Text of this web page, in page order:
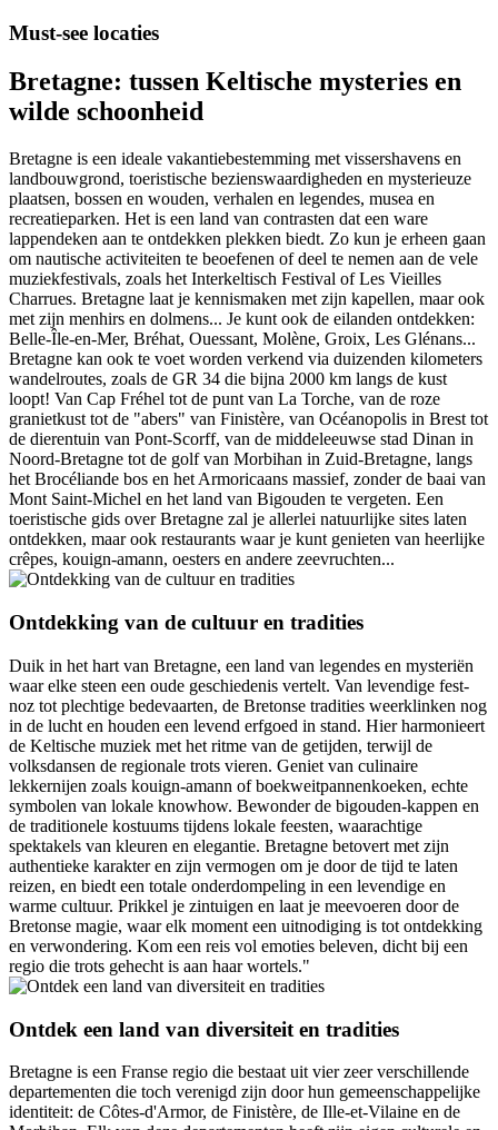
Must-see locaties
Bretagne: tussen Keltische mysteries en
wilde schoonheid
Bretagne is een ideale vakantiebestemming met vissershavens en
landbouwgrond, toeristische bezienswaardigheden en mysterieuze
plaatsen, bossen en wouden, verhalen en legendes, musea en
recreatieparken. Het is een land van contrasten dat een ware
lappendeken aan te ontdekken plekken biedt. Zo kun je erheen gaan
om nautische activiteiten te beoefenen of deel te nemen aan de vele
muziekfestivals, zoals het Interkeltisch Festival of Les Vieilles
Charrues. Bretagne laat je kennismaken met zijn kapellen, maar ook
met zijn menhirs en dolmens... Je kunt ook de eilanden ontdekken:
Belle-Île-en-Mer, Bréhat, Ouessant, Molène, Groix, Les Glénans...
Bretagne kan ook te voet worden verkend via duizenden kilometers
wandelroutes, zoals de GR 34 die bijna 2000 km langs de kust
loopt! Van Cap Fréhel tot de punt van La Torche, van de roze
granietkust tot de "abers" van Finistère, van Océanopolis in Brest tot
de dierentuin van Pont-Scorff, van de middeleeuwse stad Dinan in
Noord-Bretagne tot de golf van Morbihan in Zuid-Bretagne, langs
het Brocéliande bos en het Armoricaans massief, zonder de baai van
Mont Saint-Michel en het land van Bigouden te vergeten. Een
toeristische gids over Bretagne zal je allerlei natuurlijke sites laten
ontdekken, maar ook restaurants waar je kunt genieten van heerlijke
crêpes, kouign-amann, oesters en andere zeevruchten...
Ontdekking van de cultuur en tradities
Duik in het hart van Bretagne, een land van legendes en mysteriën
waar elke steen een oude geschiedenis vertelt. Van levendige fest-
noz tot plechtige bedevaarten, de Bretonse tradities weerklinken nog
in de lucht en houden een levend erfgoed in stand. Hier harmonieert
de Keltische muziek met het ritme van de getijden, terwijl de
volksdansen de regionale trots vieren. Geniet van culinaire
lekkernijen zoals kouign-amann of boekweitpannenkoeken, echte
symbolen van lokale knowhow. Bewonder de bigouden-kappen en
de traditionele kostuums tijdens lokale feesten, waarachtige
spektakels van kleuren en elegantie. Bretagne betovert met zijn
authentieke karakter en zijn vermogen om je door de tijd te laten
reizen, en biedt een totale onderdompeling in een levendige en
warme cultuur. Prikkel je zintuigen en laat je meevoeren door de
Bretonse magie, waar elk moment een uitnodiging is tot ontdekking
en verwondering. Kom een reis vol emoties beleven, dicht bij een
regio die trots gehecht is aan haar wortels."
Ontdek een land van diversiteit en tradities
Bretagne is een Franse regio die bestaat uit vier zeer verschillende
departementen die toch verenigd zijn door hun gemeenschappelijke
identiteit: de Côtes-d'Armor, de Finistère, de Ille-et-Vilaine en de